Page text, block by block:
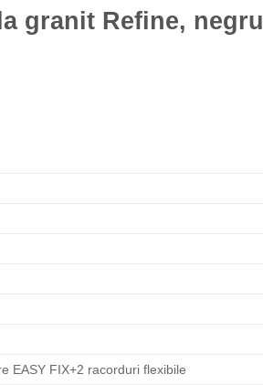
granit Refine, negru
EASY FIX+2 racorduri flexibile